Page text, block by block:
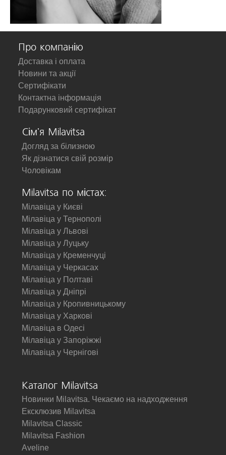
Про компанію
Доставка і оплата
Новини та акції
Сертифікати
Контактна інформація
Подарунковий сертифікат
Сім'я Milavitsa
Догляд за білизною
Як дізнатися свій розмір
Чоловікам
Milavitsa по містах:
Мілавіца у Києві
Мілавіца у Тернополі
Мілавіца у Львові
Мілавіца у Луцьку
Мілавіца у Кременчуці
Мілавіца у Черкасах
Мілавіца у Полтаві
Мілавіца у Дніпрі
Мілавіца у Кропивницькому
Мілавіца у Харкові
Мілавіца в Одесі
Мілавіца у Запоріжжі
Мілавіца у Чернігові
Каталог Milavitsa
Новинки Milavitsa. Чекаємо на надходження
Ексклюзив Milavitsa
Milavitsa Classic
Milavitsa Fashion
Aveline